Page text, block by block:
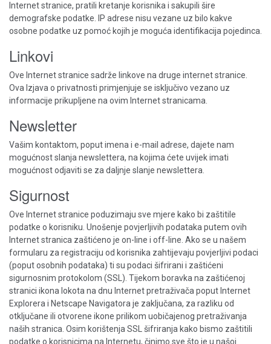
Internet stranice, pratili kretanje korisnika i sakupili šire
demografske podatke. IP adrese nisu vezane uz bilo kakve
osobne podatke uz pomoć kojih je moguća identifikacija pojedinca.
Linkovi
Ove Internet stranice sadrže linkove na druge internet stranice.
Ova Izjava o privatnosti primjenjuje se isključivo vezano uz
informacije prikupljene na ovim Internet stranicama.
Newsletter
Vašim kontaktom, poput imena i e-mail adrese, dajete nam
mogućnost slanja newslettera, na kojima ćete uvijek imati
mogućnost odjaviti se za daljnje slanje newslettera.
Sigurnost
Ove Internet stranice poduzimaju sve mjere kako bi zaštitile
podatke o korisniku. Unošenje povjerljivih podataka putem ovih
Internet stranica zaštićeno je on-line i off-line. Ako se u našem
formularu za registraciju od korisnika zahtijevaju povjerljivi podaci
(poput osobnih podataka) ti su podaci šifrirani i zaštićeni
sigurnosnim protokolom (SSL). Tijekom boravka na zaštićenoj
stranici ikona lokota na dnu Internet pretraživača poput Internet
Explorera i Netscape Navigatora je zaključana, za razliku od
otključane ili otvorene ikone prilikom uobičajenog pretraživanja
naših stranica. Osim korištenja SSL šifriranja kako bismo zaštitili
podatke o korisnicima na Internetu, činimo sve što je u našoj